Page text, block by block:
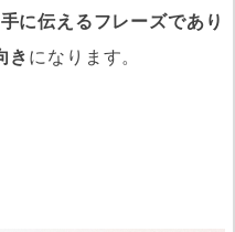
に伝えるフレーズであり
き になります。